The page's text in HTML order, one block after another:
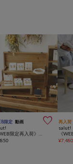
限定 動画  再入荷
salut!
¥